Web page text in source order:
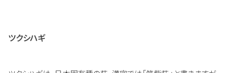
ツクシハギ